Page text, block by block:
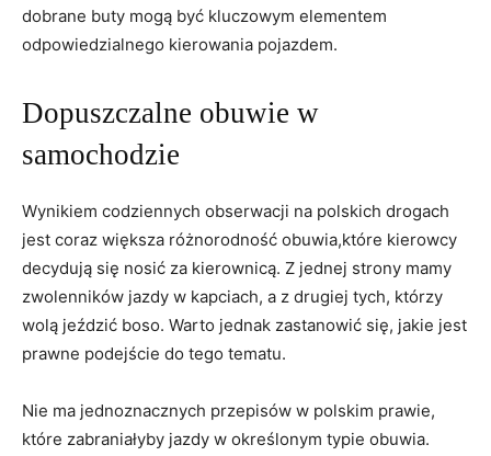
dobrane buty mogą być kluczowym elementem
odpowiedzialnego kierowania pojazdem.
Dopuszczalne obuwie w
samochodzie
Wynikiem codziennych obserwacji na polskich drogach
jest coraz większa różnorodność obuwia,które kierowcy
decydują się nosić za kierownicą. Z jednej strony mamy
zwolenników jazdy w kapciach, a z drugiej tych, którzy
wolą jeździć boso. Warto jednak zastanowić się, jakie jest
prawne podejście do tego tematu.
Nie ma jednoznacznych przepisów w polskim prawie,
które zabraniałyby jazdy w określonym typie obuwia.